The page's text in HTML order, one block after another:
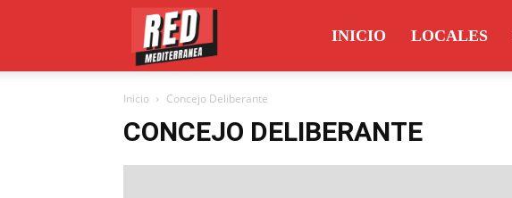
Mediterránea
INICIO LOCALES
Inicio Concejo Deliberante
CONCEJO DELIBERANTE